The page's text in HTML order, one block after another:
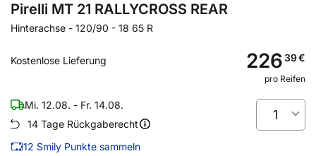
Pirelli MT 21 RALLYCROSS REAR
Hinterachse - 120/90 - 18 65 R
Kostenlose Lieferung 22639€
pro Reifen
Mi. 12.08. - Fr. 14.08.
14 Tage Rückgaberecht
12 Smily Punkte sammeln
1